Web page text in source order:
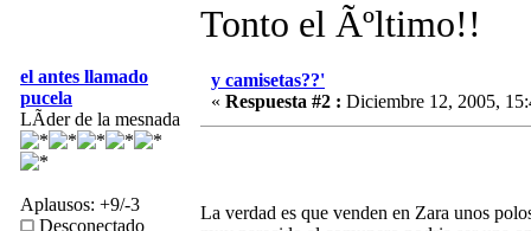
Tonto el Ãºltimo!!
el antes llamado
pucela
LÃ­der de la mesnada
Aplausos: +9/-3
Desconectado
y camisetas??'
« Respuesta #2 : Diciembre 12, 2005,
La verdad es que venden en Zara unos